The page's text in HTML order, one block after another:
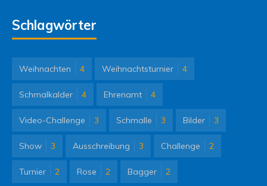
Schlagwörter
Weihnachten 4 Weihnachtsturnier 4
Schmalkalder 4 Ehrenamt 4
Video-Challenge 3 Schmalle 3 Bilder 3
Show 3 Ausschreibung 3 Challenge 2
Turnier 2 Rose 2 Bagger 2